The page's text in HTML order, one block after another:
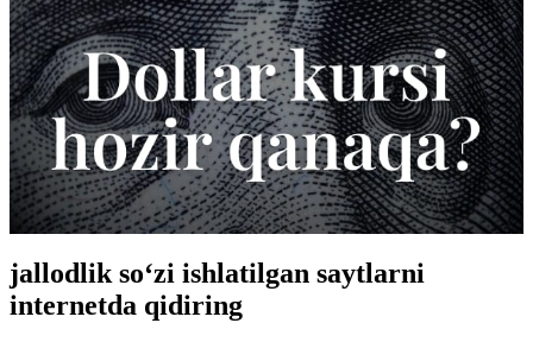
jallodlik so‘zi ishlatilgan saytlarni
internetda qidiring